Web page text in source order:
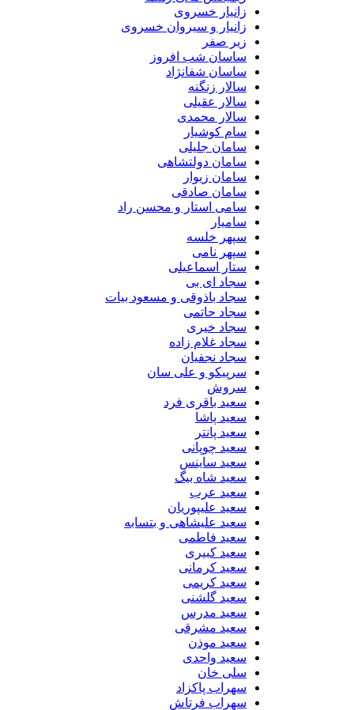
زانیار خسروی
زانیار و سیروان خسروی
زیر صفر
ساسان شب افروز
ساسان شفانژاد
سالار زنگنه
سالار عقیلی
سالار محمدی
سام کوشیار
سامان جلیلی
سامان دولتشاهی
سامان زیوار
سامان صادقی
سامی استار و محسن راد
سامیار
سپهر خلسه
سپهر نامی
ستار اسماعیلی
سجاد ای بی
سجاد باذوقی و مسعود بیات
سجاد حاتمی
سجاد خیری
سجاد غلام زاده
سجاد نجفیان
سرپیکو و علی سان
سروش
سعید باقری فرد
سعید پاشا
سعید پانتر
سعید چوپانی
سعید ساینس
سعید شاه بیگ
سعید عرب
سعید علیپوریان
سعید علیشاهی و بتسابه
سعید فاطمی
سعید کبیری
سعید کرمانی
سعید کریمی
سعید گلشنی
سعید مدرس
سعید مشرقی
سعید موذن
سعید واحدی
سلی خان
سهراب پاکزاد
سهراب فرتاش